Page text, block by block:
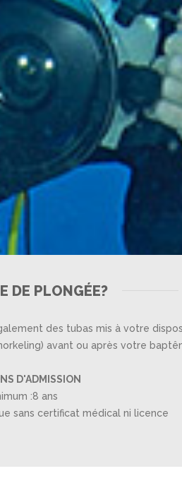
DE PLONGÉE?
des tubas mis à votre
avant ou après votre
D'ADMISSION
:8 ans
sans certificat médical ni licence